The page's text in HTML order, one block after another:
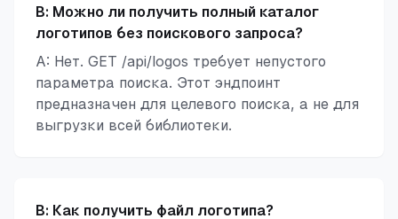
В: Можно ли получить полный каталог
логотипов без поискового запроса?
A: Нет. GET /api/logos требует непустого
параметра поиска. Этот эндпоинт
предназначен для целевого поиска, а не для
выгрузки всей библиотеки.
В: Как получить файл логотипа?